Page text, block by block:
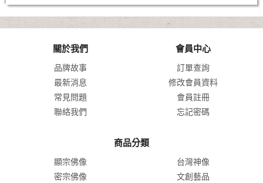
關於我們
品牌故事
最新消息
常見問題
聯絡我們
會員中心
訂單查詢
修改會員資料
會員註冊
忘記密碼
商品分類
顯宗佛像
台灣神像
密宗佛像
文創藝品